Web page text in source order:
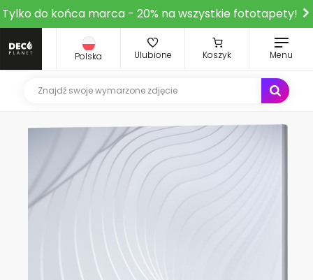
Tylko do końca marca - 20% na wszystkie fototapety!
Polska Ulubione Koszyk Menu